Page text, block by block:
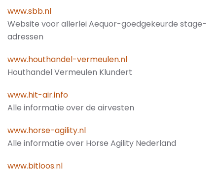
www.sbb.nl
Website voor allerlei Aequor-goedgekeurde stage-
adressen
www.houthandel-vermeulen.nl
Houthandel Vermeulen Klundert
www.hit-air.info
Alle informatie over de airvesten
www.horse-agility.nl
Alle informatie over Horse Agility Nederland
www.bitloos.nl